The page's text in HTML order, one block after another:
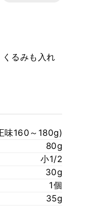
るみも入れ
味160～180g)
80g
小1/2
30g
1個
35g